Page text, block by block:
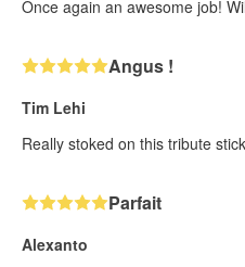
Once again an awesome job!
Angus !
Tim Lehi
Really stoked on this tribute
Parfait
Alexanto